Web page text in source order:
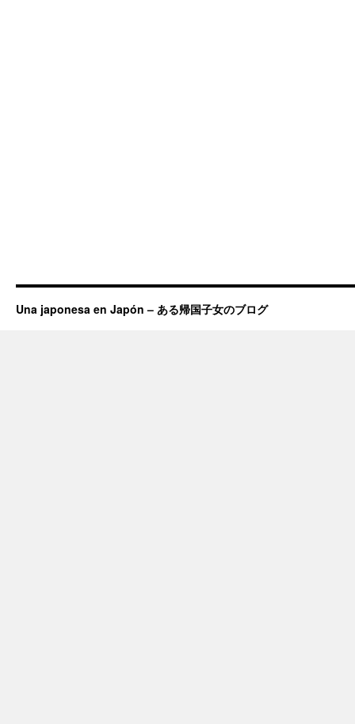
Una japonesa en Japón – ある帰国子女のブログ